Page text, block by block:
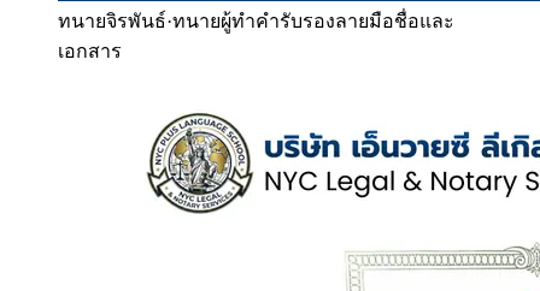
ทนายจิรพันธ์·ทนายผู้ทำคำรับรองลายมือชื่อและ
เอกสาร